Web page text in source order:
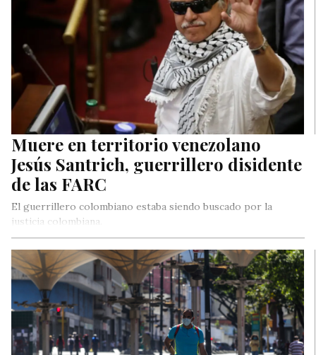
Muere en territorio venezolano
Jesús Santrich, guerrillero disidente
de las FARC
El guerrillero colombiano estaba siendo buscado por la
justicia colombiana.